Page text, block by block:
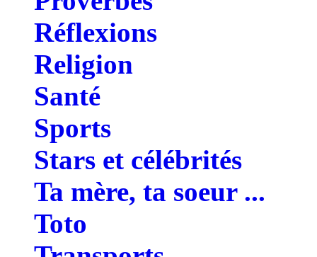
Réflexions
Religion
Santé
Sports
Stars et célébrités
Ta mère, ta soeur ...
Toto